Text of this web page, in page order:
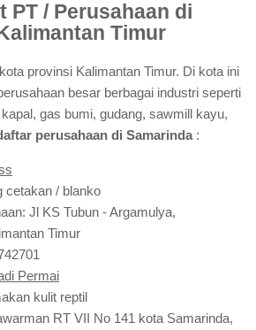
PT / Perusahaan di
Timur
provinsi Kalimantan Timur. Di kota ini
besar berbagai industri seperti
gas bumi, gudang, sawmill kayu,
perusahaan di Samarinda :
cetakan / blanko
Jl KS Tubun - Argamulya,
Timur
Permai
kulit reptil
RT VII No 141 kota Samarinda,